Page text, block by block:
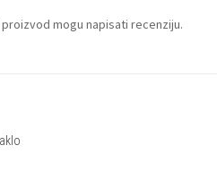
mogu napisati recenziju.